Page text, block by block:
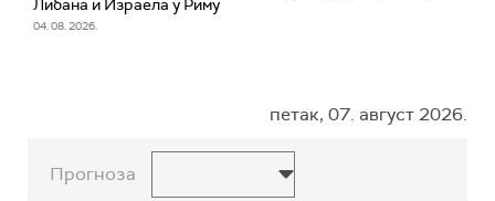
Либана и Израела у Риму
04. 08. 2026.
петак, 07. август 2026.
Прогноза